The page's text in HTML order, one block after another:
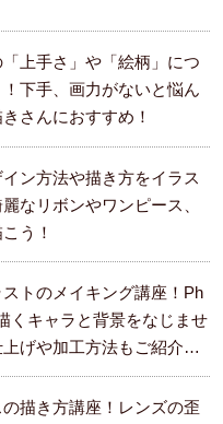
上手さ」や「絵柄」につ
下手、画力がないと悩ん
さんにおすすめ！
ン方法や描き方をイラス
なリボンやワンピース、
う！
ストのメイキング講座！Ph
くキャラと背景をなじませ
げや加工方法もご紹介し
描き方講座！レンズの歪